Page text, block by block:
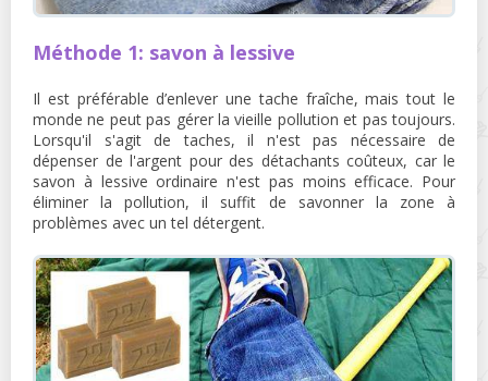
Méthode 1: savon à lessive
Il est préférable d’enlever une tache fraîche, mais tout le
monde ne peut pas gérer la vieille pollution et pas toujours.
Lorsqu'il s'agit de taches, il n'est pas nécessaire de
dépenser de l'argent pour des détachants coûteux, car le
savon à lessive ordinaire n'est pas moins efficace. Pour
éliminer la pollution, il suffit de savonner la zone à
problèmes avec un tel détergent.